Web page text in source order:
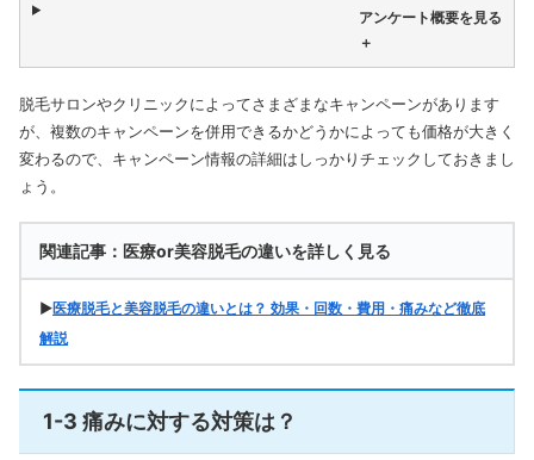
アンケート概要を見る
＋
脱毛サロンやクリニックによってさまざまなキャンペーンがあります
が、複数のキャンペーンを併用できるかどうかによっても価格が大きく
変わるので、キャンペーン情報の詳細はしっかりチェックしておきまし
ょう。
関連記事：医療or美容脱毛の違いを詳しく見る
▶医療脱毛と美容脱毛の違いとは？ 効果・回数・費用・痛みなど徹底
解説
1-3 痛みに対する対策は？